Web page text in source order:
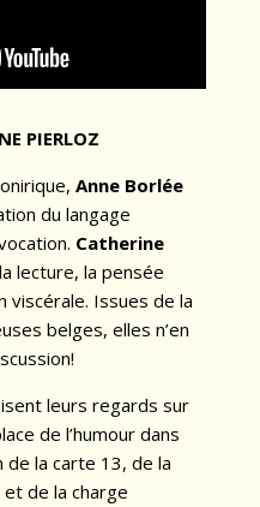
PIERLOZ
Anne Borlée
du langage
Catherine
lecture, la pensée
viscérale. Issues de la
belges, elles n’en
leurs regards sur
de l’humour dans
la carte 13, de la
de la charge